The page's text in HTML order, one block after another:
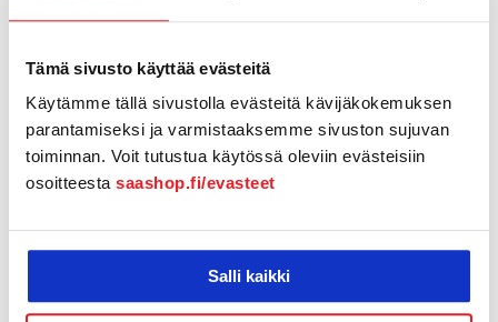
Tämä sivusto käyttää evästeitä
Käytämme tällä sivustolla evästeitä kävijäkokemuksen
parantamiseksi ja varmistaaksemme sivuston sujuvan
toiminnan. Voit tutustua käytössä oleviin evästeisiin
osoitteesta saashop.fi/evasteet
Salli kaikki
SaaShop tuotteet & uutiset
Tukiartikkelit
Vapaamuotoiset tarinoinnit